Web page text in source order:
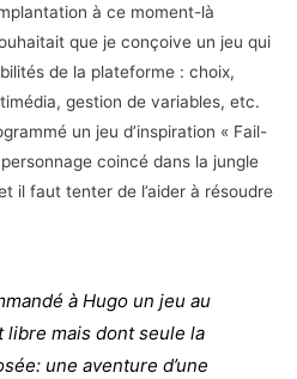
à ce moment-là
que je conçoive un jeu qui
de la plateforme : choix,
gestion de variables, etc.
un jeu d’inspiration « Fail-
coincé dans la jungle
il faut tenter de l’aider à résoudre
à Hugo un jeu au
libre mais dont seule la
une aventure d’une